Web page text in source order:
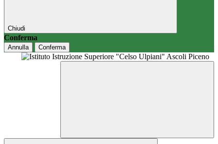
Chiudi
Conferma
Annulla Conferma